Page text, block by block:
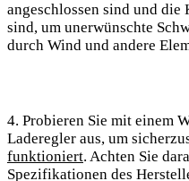
angeschlossen sind und
sind,‌ um unerwünschte
durch Wind und andere
4.⁤ Probieren Sie mit einem
Laderegler aus, um
‌funktioniert. Achten Sie
Spezifikationen des